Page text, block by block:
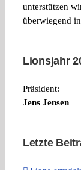
unterstützen
überwiegend
Lionsjahr
Präsident:
Jens Jensen
Letzte